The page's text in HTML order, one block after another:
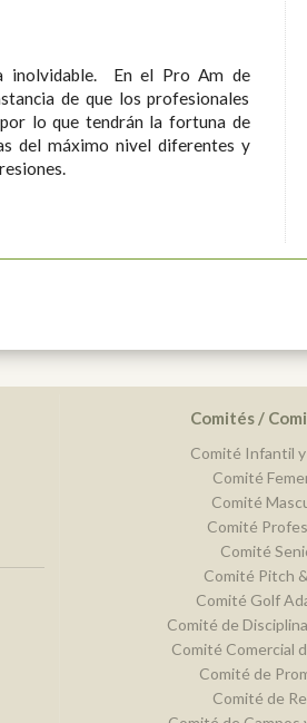
inolvidable. En el Pro Am de
de que los profesionales
lo que tendrán la fortuna de
del máximo nivel diferentes y
Comités /
Comité Infantil
Comité
Comité
Comité
Comité
Comité Pitch
Comité Golf
Comité de
Comité Comercial
Comité de
Comité de